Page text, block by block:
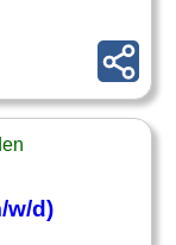
w/d)